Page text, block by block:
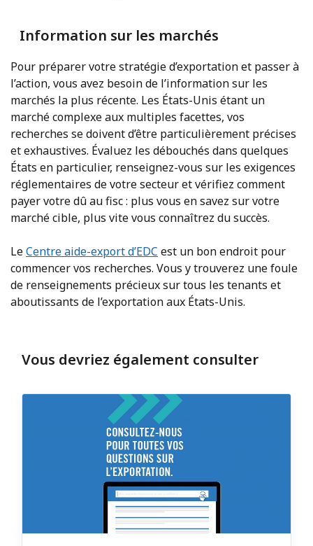
Information sur les marchés
Pour préparer votre stratégie d’exportation et passer à
l’action, vous avez besoin de l’information sur les
marchés la plus récente. Les États-Unis étant un
marché complexe aux multiples facettes, vos
recherches se doivent d’être particulièrement précises
et exhaustives. Évaluez les débouchés dans quelques
États en particulier, renseignez-vous sur les exigences
réglementaires de votre secteur et vérifiez comment
payer votre dû au fisc : plus vous en savez sur votre
marché cible, plus vite vous connaîtrez du succès.
LeCentre aide-export d’EDC est un bon endroit pour
commencer vos recherches. Vous y trouverez une foule
de renseignements précieux sur tous les tenants et
aboutissants de l’exportation aux États-Unis.
Vous devriez également consulter